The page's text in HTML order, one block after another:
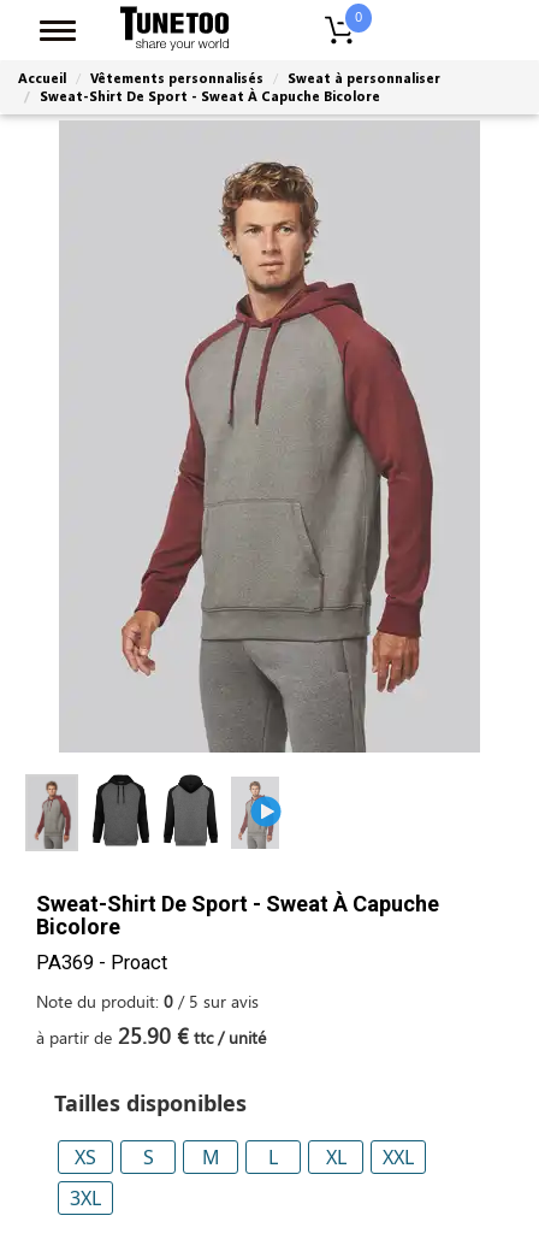
0
Accueil Vêtements personnalisés
Sweat à personnaliser
Sweat-Shirt De Sport - Sweat À Capuche Bicolore
Sweat-Shirt De Sport - Sweat À Capuche
Bicolore
PA369 - Proact
Note du produit: 0 / 5 sur avis
à partir de 25.90 € ttc / unité
Tailles disponibles
XS S M L XL
XXL
3XL